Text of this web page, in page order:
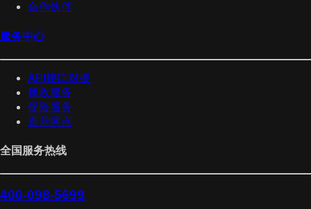
合作伙伴
服务中心
API接口对接
揽收服务
保险服务
直营网点
全国服务热线
400-098-5699